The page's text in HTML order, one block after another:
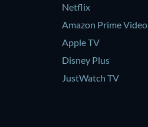
Netflix
Amazon Prime Video
Apple TV
Disney Plus
JustWatch TV